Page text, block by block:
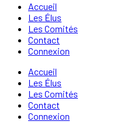
Accueil
Les Élus
Les Comités
Contact
Connexion
Accueil
Les Élus
Les Comités
Contact
Connexion